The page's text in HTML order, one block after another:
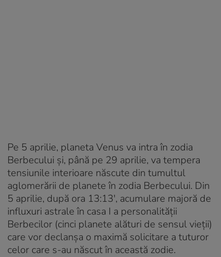
Pe 5 aprilie, planeta Venus va intra în zodia
Berbecului și, până pe 29 aprilie, va tempera
tensiunile interioare născute din tumultul
aglomerării de planete în zodia Berbecului. Din
5 aprilie, după ora 13:13′, acumulare majoră de
influxuri astrale în casa I a personalității
Berbecilor (cinci planete alături de sensul vieții)
care vor declanșa o maximă solicitare a tuturor
celor care s-au născut în această zodie.